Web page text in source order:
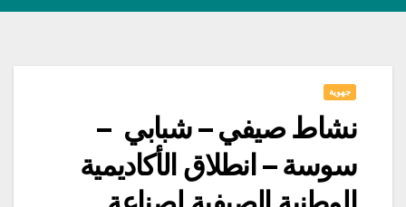
جهوية
نشاط صيفي – شبابي –
سوسة – انطلاق الأكاديمية